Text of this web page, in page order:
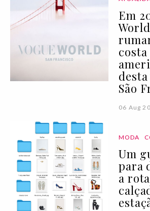
Em
costa
São
06 Aug
MODA
Um
para
a